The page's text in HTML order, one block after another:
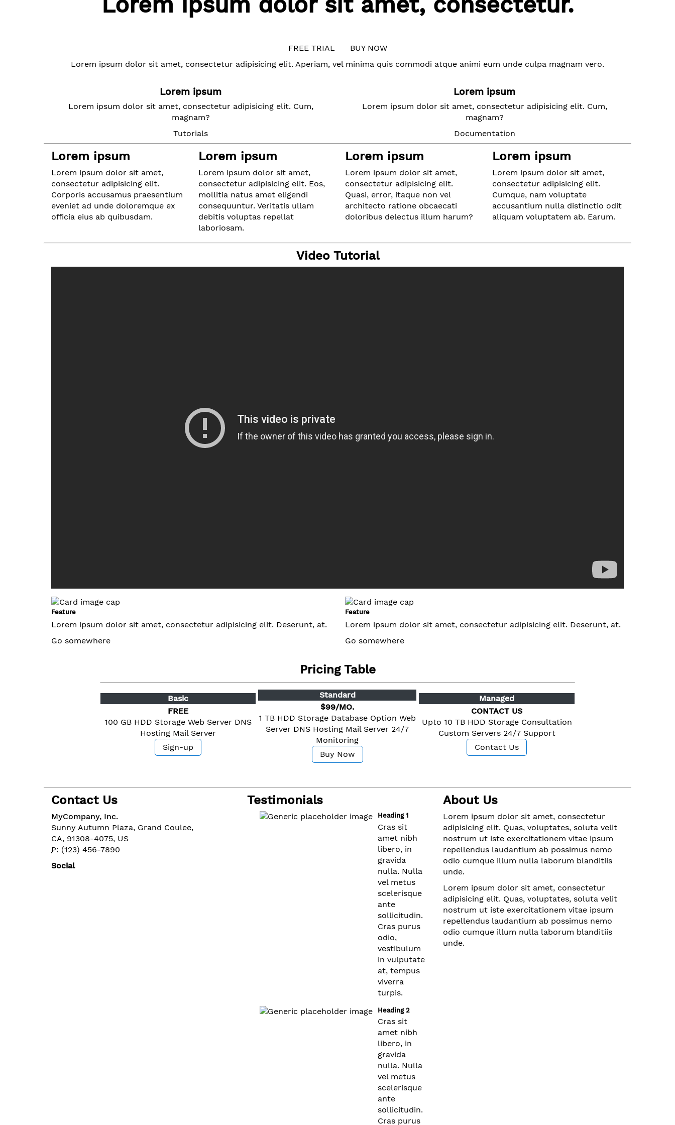
FREE TRIAL
BUY NOW
Lorem ipsum dolor sit amet, consectetur adipisicing elit. Aperiam, vel minima quis commodi atque animi eum unde culpa magnam vero.
Lorem ipsum
Lorem ipsum dolor sit amet, consectetur adipisicing elit. Cum,
magnam?
Tutorials
Lorem ipsum
Lorem ipsum dolor sit amet, consectetur adipisicing elit. Cum,
magnam?
Documentation
Lorem ipsum
Lorem ipsum dolor sit amet,
consectetur adipisicing elit.
Corporis accusamus praesentium
eveniet ad unde doloremque ex
officia eius ab quibusdam.
Lorem ipsum
Lorem ipsum dolor sit amet,
consectetur adipisicing elit. Eos,
mollitia natus amet eligendi
consequuntur. Veritatis ullam
debitis voluptas repellat
laboriosam.
Lorem ipsum
Lorem ipsum dolor sit amet,
consectetur adipisicing elit.
Quasi, error, itaque non vel
architecto ratione obcaecati
doloribus delectus illum harum?
Lorem ipsum
Lorem ipsum dolor sit amet,
consectetur adipisicing elit.
Cumque, nam voluptate
accusantium nulla distinctio odit
aliquam voluptatem ab. Earum.
Video Tutorial
Feature
Lorem ipsum dolor sit amet, consectetur adipisicing elit. Deserunt, at.
Go somewhere
Feature
Lorem ipsum dolor sit amet, consectetur adipisicing elit. Deserunt, at.
Go somewhere
Pricing Table
Basic
FREE
100 GB HDD Storage Web Server DNS
Hosting Mail Server
Sign-up
Standard
$99/MO.
1 TB HDD Storage Database OptionWeb
Server DNS Hosting Mail Server 24/7
Monitoring
Buy Now
Managed
CONTACT US
Upto 10 TB HDD Storage Consultation
Custom Servers 24/7 Support
Contact Us
Contact Us
MyCompany, Inc.
Sunny Autumn Plaza, Grand Coulee,
CA, 91308-4075, US
P: (123) 456-7890
Social
Testimonials
Heading 1
Cras sit
amet nibh
libero, in
gravida
nulla. Nulla
vel metus
scelerisque
ante
sollicitudin.
Cras purus
odio,
vestibulum
in vulputate
at, tempus
viverra
turpis.
Heading 2
Cras sit
amet nibh
libero, in
gravida
nulla. Nulla
vel metus
scelerisque
ante
sollicitudin.
Cras purus
About Us
Lorem ipsum dolor sit amet, consectetur
adipisicing elit. Quas, voluptates, soluta velit
nostrum ut iste exercitationem vitae ipsum
repellendus laudantium ab possimus nemo
odio cumque illum nulla laborum blanditiis
unde.
Lorem ipsum dolor sit amet, consectetur
adipisicing elit. Quas, voluptates, soluta velit
nostrum ut iste exercitationem vitae ipsum
repellendus laudantium ab possimus nemo
odio cumque illum nulla laborum blanditiis
unde.